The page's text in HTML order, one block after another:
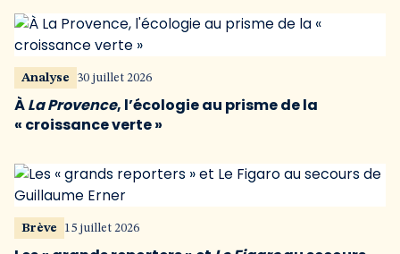
Analyse 30 juillet 2026
ÀLa Provence, l’écologie au prisme de la
« croissance verte »
Brève 15 juillet 2026